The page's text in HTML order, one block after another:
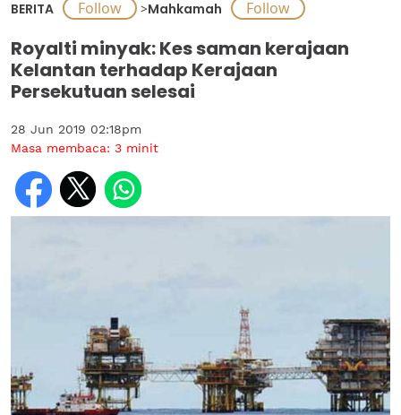
BERITA >Mahkamah
Royalti minyak: Kes saman kerajaan
Kelantan terhadap Kerajaan
Persekutuan selesai
28 Jun 2019 02:18pm
Masa membaca: 3 minit